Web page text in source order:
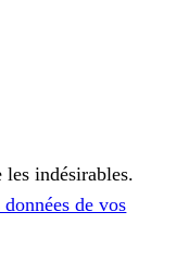
indésirables.
de vos